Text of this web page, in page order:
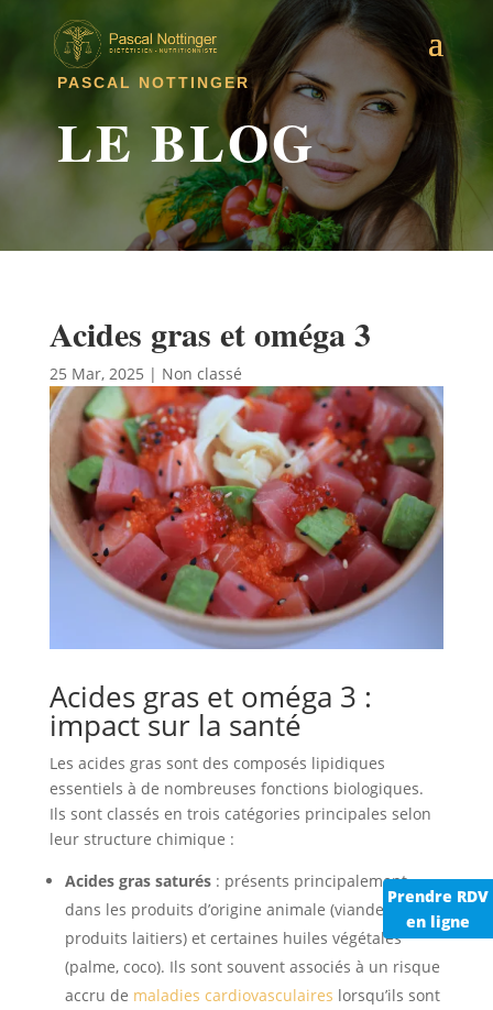
Prendre RDV
en ligne
PASCAL NOTTINGER
LE BLOG
Acides gras et oméga 3
25 Mar, 2025 | Non classé
Acides gras et oméga 3 :
impact sur la santé
Les acides gras sont des composés lipidiques
essentiels à de nombreuses fonctions biologiques.
Ils sont classés en trois catégories principales selon
leur structure chimique :
Acides gras saturés: présents principalement
dans les produits d’origine animale (viandes,
produits laitiers) et certaines huiles végétales
(palme, coco). Ils sont souvent associés à un risque
accru de maladies cardiovasculaires lorsqu’ils sont